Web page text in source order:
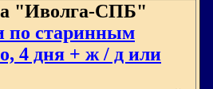
"Иволга-СПБ"
по старинным
4 дня + ж / д или